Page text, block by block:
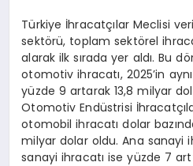
Türkiye İhracatçılar Meclisi
sektörü, toplam sektörel
alarak ilk sırada yer aldı. Bu
otomotiv ihracatı, 2025’in
yüzde 9 artarak 13,8 milyar
Otomotiv Endüstrisi
otomobil ihracatı dolar
milyar dolar oldu. Ana sanayi
sanayi ihracatı ise yüzde 7